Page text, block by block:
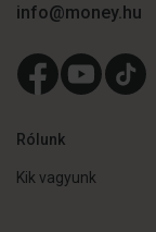
info@money.hu
Rólunk
Kik vagyunk